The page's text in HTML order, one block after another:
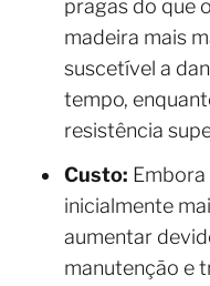
pragas do que o
madeira mais
suscetível a
tempo,
resistência
Custo: Embora
inicialmente
aumentar
manutenção e